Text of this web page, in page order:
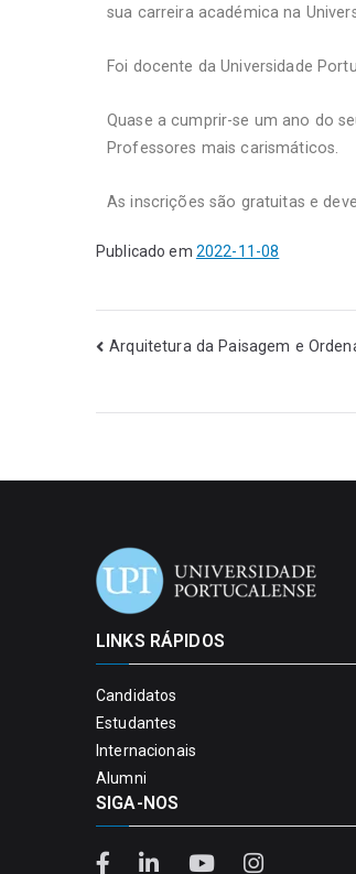
sua carreira académica na
Foi docente da Universidade
Quase a cumprir-se um ano do
Professores mais carismáticos.
As inscrições são gratuitas e
Publicado em 2022-11-08
Arquitetura da Paisagem e
LINKS RÁPIDOS
Candidatos
Estudantes
Internacionais
Alumni
SIGA-NOS